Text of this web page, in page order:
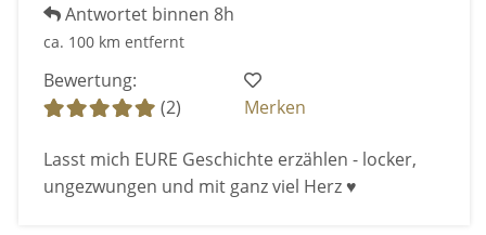
Antwortet binnen 8h
ca. 100 km entfernt
Bewertung:
(2)
Merken
Lasst mich EURE Geschichte erzählen - locker,
ungezwungen und mit ganz viel Herz ♥